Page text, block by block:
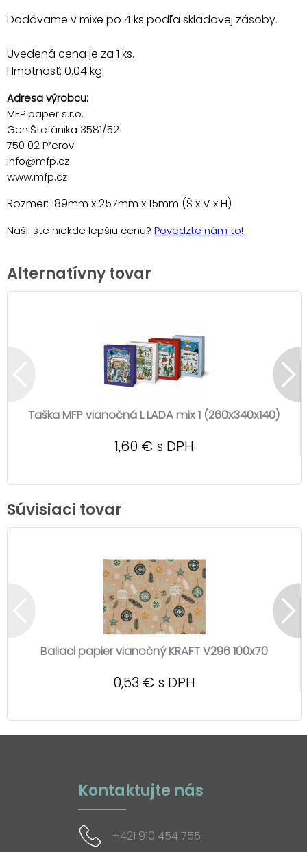
Dodávame v mixe po 4 ks podľa skladovej zásoby.
Uvedená cena je za 1 ks.
Hmotnosť: 0.04 kg
Adresa výrobcu:
MFP paper s.r.o.
Gen.Štefánika 3581/52
750 02 Přerov
info@mfp.cz
www.mfp.cz
Rozmer: 189mm x 257mm x 15mm (Š x V x H)
Našli ste niekde lepšiu cenu? Povedzte nám to!
Alternatívny tovar
Taška MFP vianočná L LADA mix 1 (260x340x140)
1,60 € s DPH
Súvisiaci tovar
Baliaci papier vianočný KRAFT V296 100x70
0,53 € s DPH
Kontaktujte nás
+421 910 454 755